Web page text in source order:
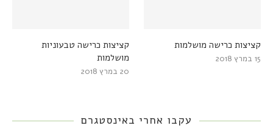
קציצות כרישה טבעוניות
מושלמות
20 במרץ 2018
קציצות כרישה מושלמות
15 במרץ 2018
עקבו אחרי באינסטגרם